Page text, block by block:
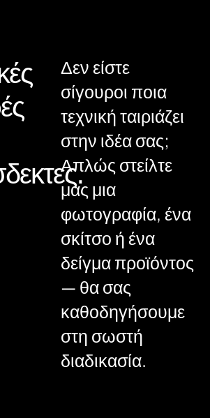
Δεν είστε
σίγουροι ποια
τεχνική ταιριάζει
στην ιδέα σας;
Απλώς στείλτε
μας μια
φωτογραφία, ένα
σκίτσο ή ένα
δείγμα προϊόντος
— θα σας
καθοδηγήσουμε
στη σωστή
διαδικασία.